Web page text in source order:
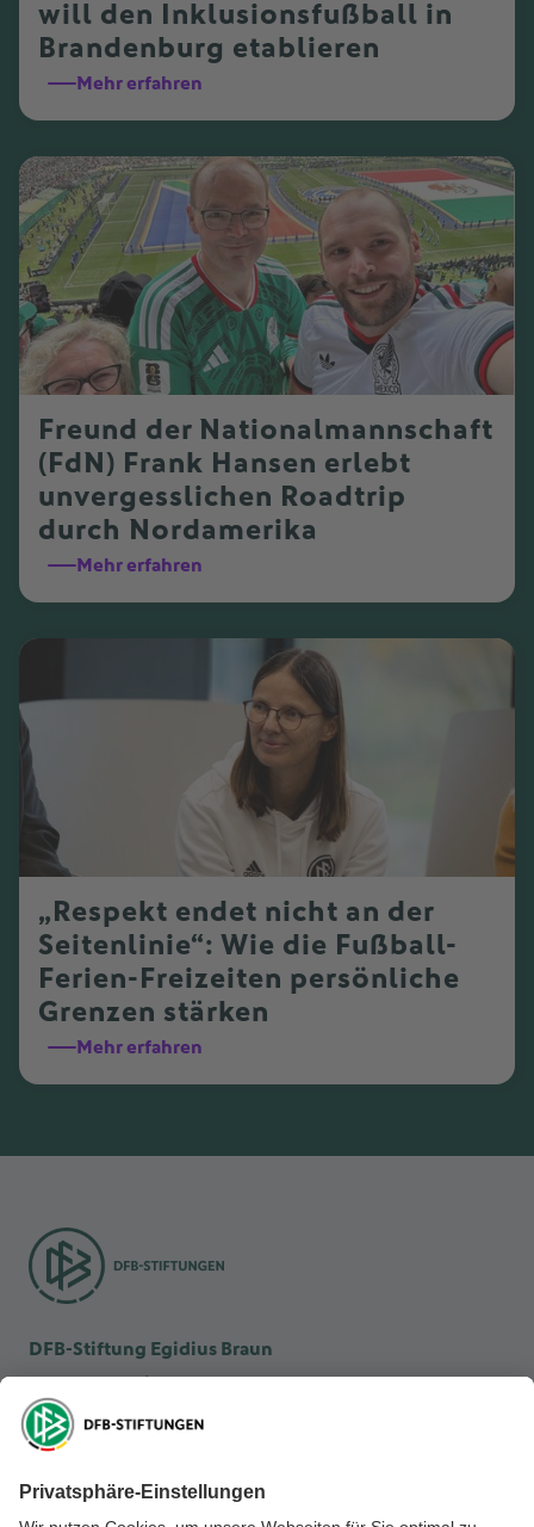
will den Inklusionsfußball in
Brandenburg etablieren
Mehr erfahren
Freund der Nationalmannschaft
(FdN) Frank Hansen erlebt
unvergesslichen Roadtrip
durch Nordamerika
Mehr erfahren
„Respekt endet nicht an der
Seitenlinie“: Wie die Fußball-
Ferien-Freizeiten persönliche
Grenzen stärken
Mehr erfahren
DFB-Stiftung Egidius Braun
DFB-Stiftung Sepp Herberger